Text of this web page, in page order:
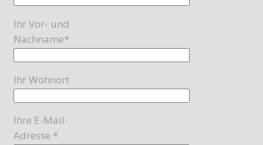
Ihr Vor- und
Nachname*
Ihr Wohnort
Ihre E-Mail-
Adresse *